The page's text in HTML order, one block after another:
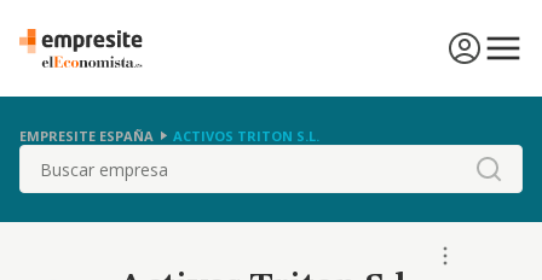
EMPRESITE ESPAÑA ACTIVOS TRITON S.L.
Buscar